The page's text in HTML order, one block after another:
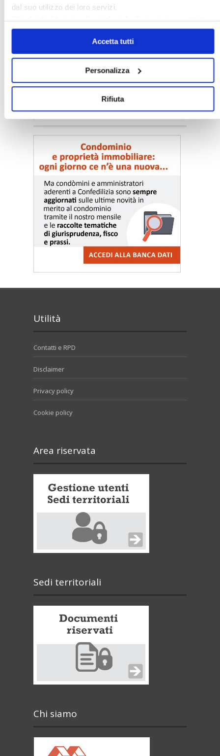
dal suo utilizzo dei loro servizi.
Chiudendo il banner cliccando sullaXverranno accettati
solo i cookie necessari.
Accetta tutti
Personalizza
Rifiuta
〉 Notizie e Banche dati
Utilità
Contatti e RPD
Disclaimer
Privacy policy
Cookie policy
Area riservata
Sedi territoriali
Chi siamo